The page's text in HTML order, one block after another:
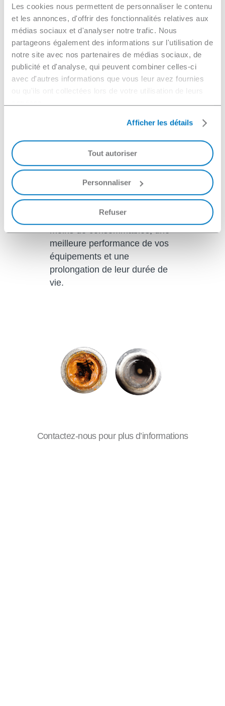
Les cookies nous permettent de personnaliser le contenu
et les annonces, d'offrir des fonctionnalités relatives aux
médias sociaux et d'analyser notre trafic. Nous
partageons également des informations sur l'utilisation de
notre site avec nos partenaires de médias sociaux, de
publicité et d'analyse, qui peuvent combiner celles-ci
avec d'autres informations que vous leur avez fournies
ou qu'ils ont collectées lors de votre utilisation de leurs
Afficher les détails
Tout autoriser
Personnaliser
Refuser
d’éliminer le biofilm.
Alternative à
l’adoucisseur
faible encombrement, le
système s’installe directement
sur le réseau pour un effet
curatif et préventif.
filtres, osmoseurs, etc…),
moins de consommables, une
meilleure performance de vos
équipements et une
prolongation de leur durée de
vie.
Contactez-nous pour plus d’informations